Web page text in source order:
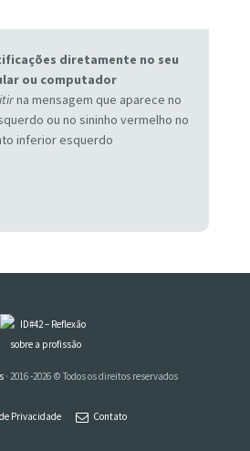
diretamente no seu
ou computador
na mensagem que aparece no
ou no sininho vermelho no
inferior esquerdo
· 2016 -2026 © Todos os direitos reservados
Privacidade Contato